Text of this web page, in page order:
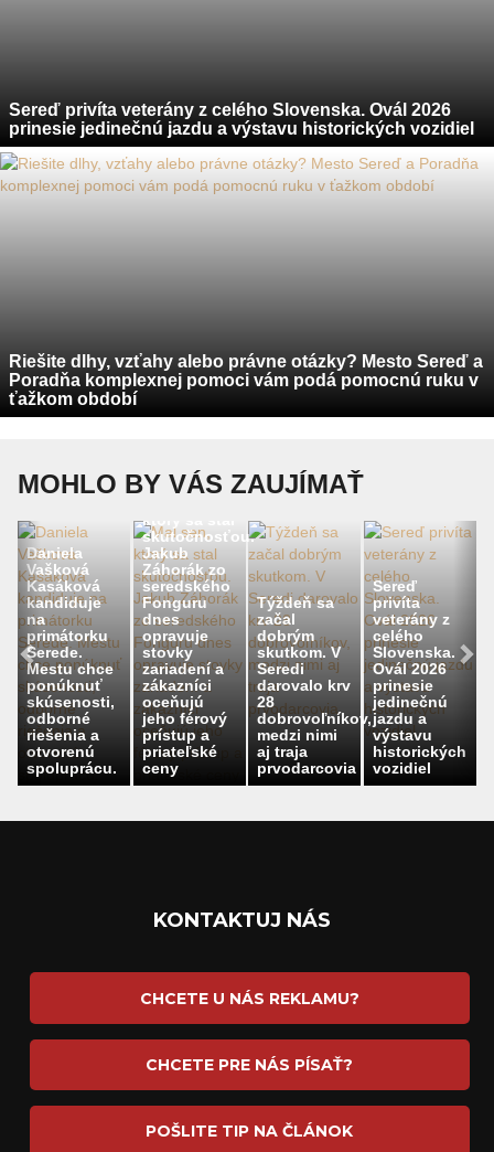
Sereď privíta veterány z celého Slovenska. Ovál 2026
prinesie jedinečnú jazdu a výstavu historických vozidiel
Riešite dlhy, vzťahy alebo právne otázky? Mesto Sereď a
Poradňa komplexnej pomoci vám podá pomocnú ruku v
ťažkom období
MOHLO BY VÁS ZAUJÍMAŤ
Daniela
Vašková
Kasáková
kandiduje
na
primátorku
Serede.
Mestu chce
ponúknuť
skúsenosti,
odborné
riešenia a
otvorenú
spoluprácu.
ktorý sa stal
skutočnosťou.
Jakub
Záhorák zo
seredského
Fonguru
dnes
opravuje
stovky
zariadení a
zákazníci
oceňujú
jeho férový
prístup a
priateľské
ceny
Týždeň sa
začal
dobrým
skutkom. V
Seredi
darovalo krv
28
dobrovoľníkov,
medzi nimi
aj traja
prvodarcovia
Sereď
privíta
veterány z
celého
Slovenska.
Ovál 2026
prinesie
jedinečnú
jazdu a
výstavu
historických
vozidiel
KONTAKTUJ NÁS
CHCETE U NÁS REKLAMU?
CHCETE PRE NÁS PÍSAŤ?
POŠLITE TIP NA ČLÁNOK